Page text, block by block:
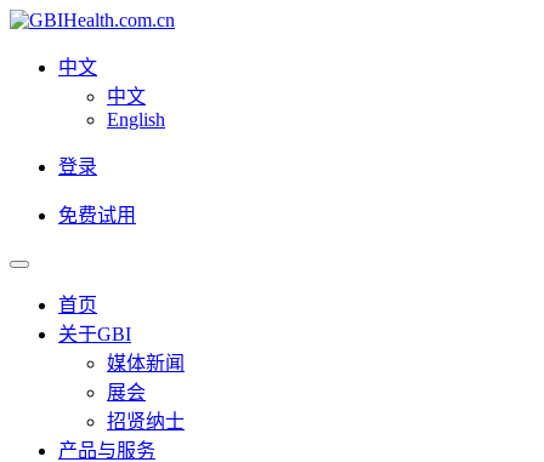
中文
中文
English
登录
免费试用
首页
关于GBI
媒体新闻
展会
招贤纳士
产品与服务